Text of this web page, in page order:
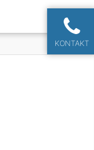
KONTAKT